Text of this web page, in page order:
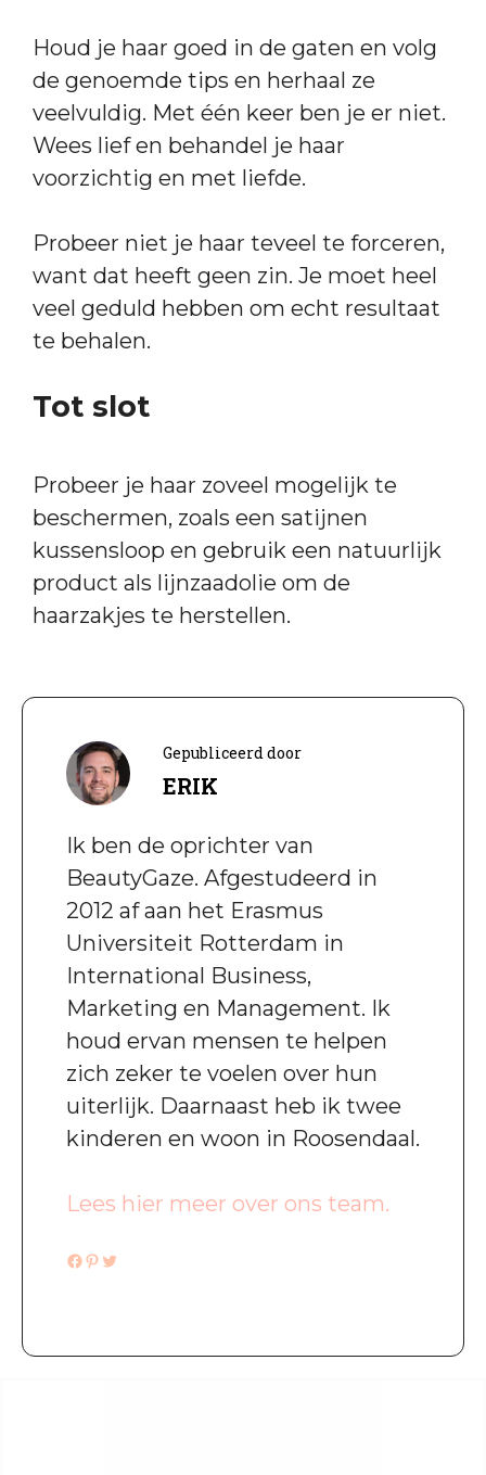
Houd je haar goed in de gaten en volg
de genoemde tips en herhaal ze
veelvuldig. Met één keer ben je er niet.
Wees lief en behandel je haar
voorzichtig en met liefde.
Probeer niet je haar teveel te forceren,
want dat heeft geen zin. Je moet heel
veel geduld hebben om echt resultaat
te behalen.
Tot slot
Probeer je haar zoveel mogelijk te
beschermen, zoals een satijnen
kussensloop en gebruik een natuurlijk
product als lijnzaadolie om de
haarzakjes te herstellen.
Gepubliceerd door
ERIK
Ik ben de oprichter van
BeautyGaze. Afgestudeerd in
2012 af aan het Erasmus
Universiteit Rotterdam in
International Business,
Marketing en Management. Ik
houd ervan mensen te helpen
zich zeker te voelen over hun
uiterlijk. Daarnaast heb ik twee
kinderen en woon in Roosendaal.
Lees hier meer over ons team.
Facebook
Pinterest
Twitter